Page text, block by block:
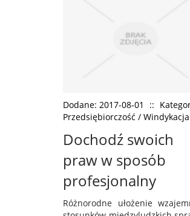
Dodane: 2017-08-01 ::
Przedsiębiorczość / Windykacja
Dochodź swoich
praw w sposób
profesjonalny
Różnorodne ułożenie